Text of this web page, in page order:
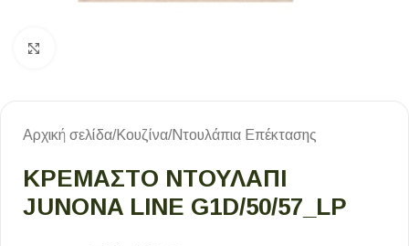
Αρχική σελίδα/Κουζίνα/Ντουλάπια Επέκτασης
ΚΡΕΜΑΣΤΟ ΝΤΟΥΛΑΠΙ
JUNONA LINE G1D/50/57_LP